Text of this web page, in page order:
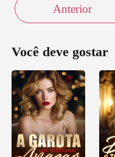
Anterior
Você deve gostar